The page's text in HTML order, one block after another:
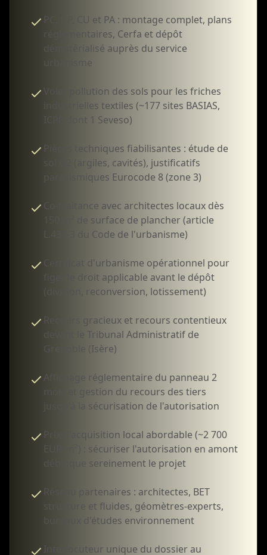
PC, DP, CU et PA : montage complet, plans
réglementaires, Cerfa et dépôt
dématérialisé auprès du service
urbanisme
Volet pollution des sols pour les friches
industrielles textiles (~177 sites BASIAS,
ICPE dont 1 Seveso)
Pièces techniques fiabilisantes : étude de
sol G2 (argiles, cavités), justificatifs
parasismiques Eurocode 8 (zone 3)
Co-traitance avec architectes locaux dès
150 m² de surface de plancher (article
L.431-3 du Code de l'urbanisme)
Certificat d'urbanisme opérationnel pour
figer le droit applicable avant le dépôt
(division, reconversion, lotissement)
Recours gracieux et recours contentieux
devant le Tribunal Administratif de
Grenoble (Isère)
Affichage réglementaire du panneau 2
mois et gestion du recours des tiers
jusqu'à la sécurisation de l'autorisation
Prix d'acquisition local abordable (~2 700
EUR/m²) : sécuriser l'autorisation en amont
débloque sereinement le projet
Réseau partenaires : architectes, BET
structure et fluides, géomètres-experts,
bureaux d'études environnement
Interlocuteur unique du dossier au